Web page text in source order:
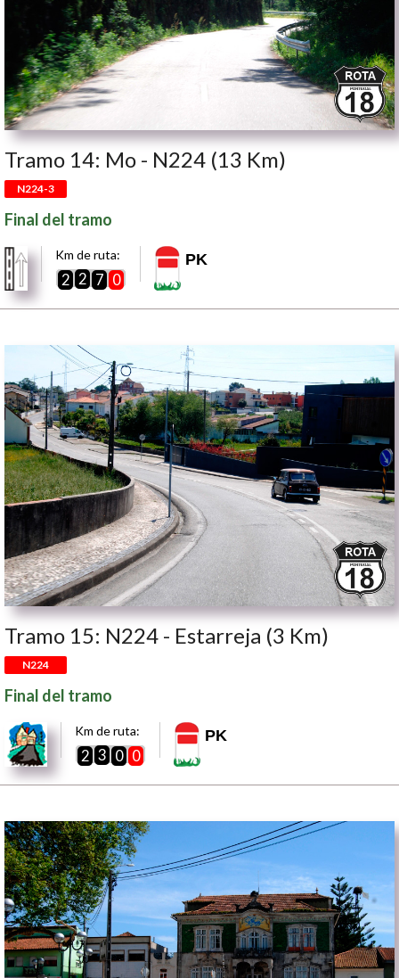
Tramo 14: Mo - N224 (13 Km)
N224-3
Final del tramo
Km de ruta:
2 2 7 0
PK
Tramo 15: N224 - Estarreja (3 Km)
N224
Final del tramo
Km de ruta:
2 3 0 0
PK